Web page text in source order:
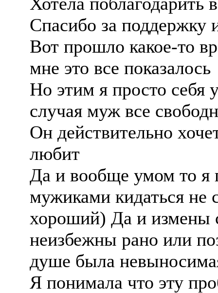
Спасибо за поддержку
Вот прошло какое-то
мне это все показалось
Но этим я просто себя
случая муж все
Он действительно
любит
Да и вообще умом то
мужиками кидаться не
хороший) Да и измены
неизбежны рано или
душе была
Я понимала что эту